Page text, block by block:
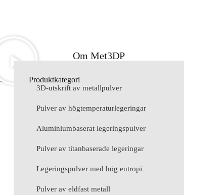
Om Met3DP
Produktkategori
3D-utskrift av metallpulver
Pulver av högtemperaturlegeringar
Aluminiumbaserat legeringspulver
Pulver av titanbaserade legeringar
Legeringspulver med hög entropi
Pulver av eldfast metall